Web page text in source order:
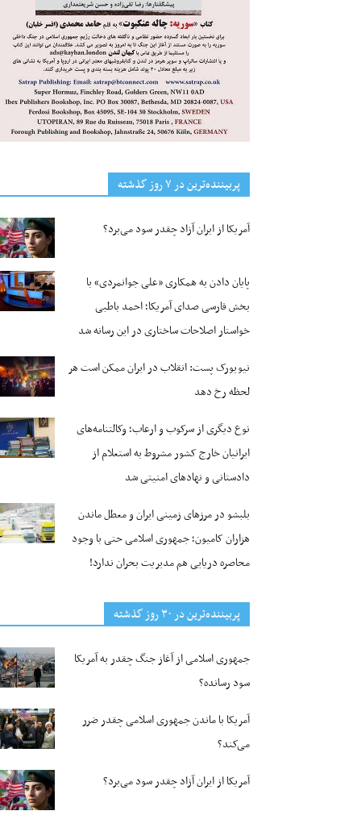
پربیننده‌ترین‌ در ۷ روز گذشته
آمریکا از ایران آزاد چقدر سود می‌برد؟
پایان دادن به همکاری «علی جوانمردی» با
بخش فارسی صدای آمریکا؛ احمد باطبی
خواستار اصلاحات ساختاری در این رسانه شد
نیویورک پست: انقلاب در ایران ممکن است هر
لحظه رخ دهد
نوع دیگری از سرکوب و ارعاب؛ وکالتنامه‌های
ایرانیان خارج کشور مشروط به استعلام از
دادستانی و نهادهای امنیتی شد
بلبشو در مرزهای زمینی ایران و معطل ماندن
هزاران کامیون؛ جمهوری اسلامی حتی با وجود
محاصره دریایی هم مدیریت بحران ندارد!
پربیننده‌ترین‌ در ۳۰ روز گذشته
جمهوری اسلامی از آغاز جنگ چقدر به آمریکا
سود رسانده؟
آمریکا با ماندن جمهوری اسلامی چقدر ضرر
می‌کند؟
آمریکا از ایران آزاد چقدر سود می‌برد؟